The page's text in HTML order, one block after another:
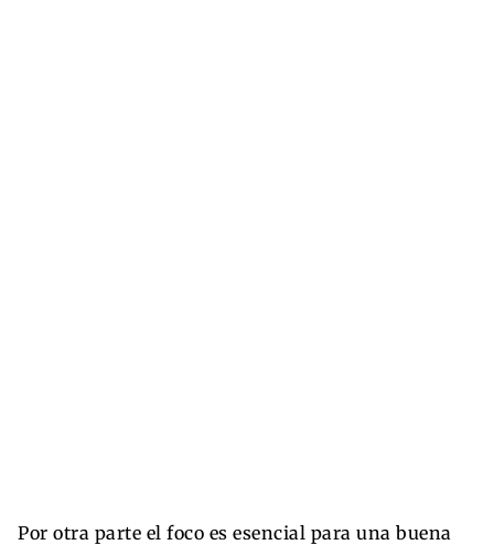
Por otra parte el foco es esencial para una buena